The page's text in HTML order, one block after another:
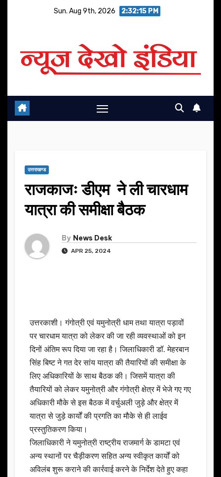
Sun. Aug 9th, 2026 2:32:16 PM
उत्तराखण्ड
राजकाजः डीएम ने ली चारधाम
यात्रा की समीक्षा बैठक
By News Desk
APR 25, 2024
उत्तरकाशी। गंगोत्री एवं यमुनोत्री धाम तथा यात्रा पड़ावों
पर चारधाम यात्रा को लेकर की जा रही व्यवस्थाओं को इन
दिनों अंतिम रूप दिया जा रहा है। जिलाधिकारी डॉ. मेहरबान
सिंह बिष्ट ने गत देर सांय यात्रा की तैयारियों की समीक्षा के
लिए अधिकारियों के साथ बैठक की। जिसमें यात्रा की
तैयारियों को लेकर यमुनोत्री और गंगोत्री क्षेत्र में भेजे गए गए
अधिकारी मौके से इस बैठक में वर्चुअली जुड़े और क्षेत्र में
यात्रा से जुड़े कार्यों की प्रगति का मौके से ही लाईव
प्रस्तुतिकरण किया।
जिलाधिकारी ने यमुनोत्री राष्ट्रीय राजमार्ग के डामटा एवं
अन्य स्थानों पर चैड़ीकरण सहित अन्य स्वीकृत कार्यों को
अविलंब शुरू कराने की कार्रवाई करने के निर्देश देते हुए कहा